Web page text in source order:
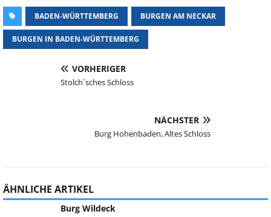
BADEN-WÜRTTEMBERG BURGEN AM NECKAR
BURGEN IN BADEN-WÜRTTEMBERG
VORHERIGER
Stolch´sches Schloss
NÄCHSTER
Burg Hohenbaden, Altes Schloss
ÄHNLICHE ARTIKEL
Burg Wildeck